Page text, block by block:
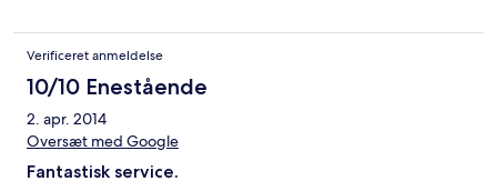
Verificeret anmeldelse
10/10 Enestående
2. apr. 2014
Oversæt med Google
Fantastisk service.